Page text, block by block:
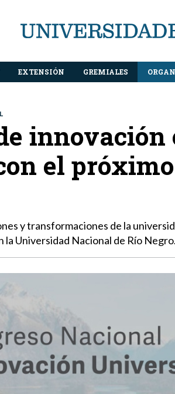
EXTENSIÓN GREMIALES
innovación
el
y transformaciones de la
la Universidad Nacional de Río Negro.